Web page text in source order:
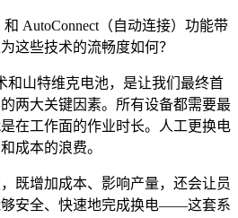
AutoConnect（自动连接）功能带
这些技术的流畅度如何？
和山特维克电池，是让我们最终首
两大关键因素。所有设备都需要最
在工作面的作业时长。人工更换电
成本的浪费。
既增加成本、影响产量，还会让员
安全、快速地完成换电——这套系